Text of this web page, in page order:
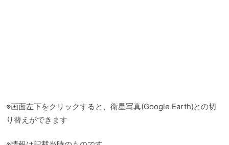
※画面左下をクリックすると、衛星写真(Google Earth)との切
り替えができます